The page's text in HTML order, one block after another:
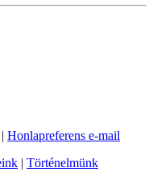
| Honlapreferens e-mail
| Történelmünk